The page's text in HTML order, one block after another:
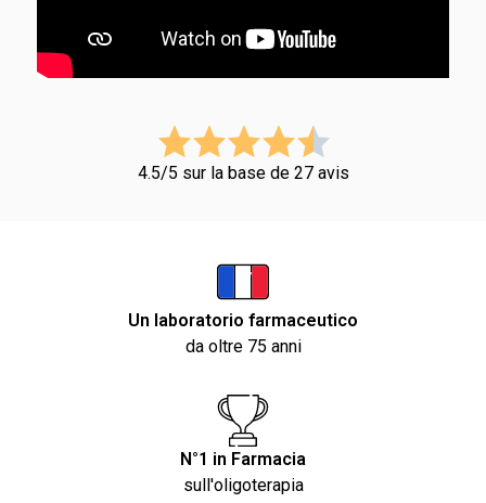
4.5/5 sur la base de 27 avis
Un laboratorio farmaceutico
da oltre 75 anni
N°1 in Farmacia
sull'oligoterapia